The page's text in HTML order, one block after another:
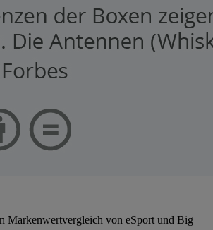
Markenwertvergleich von eSport und Big